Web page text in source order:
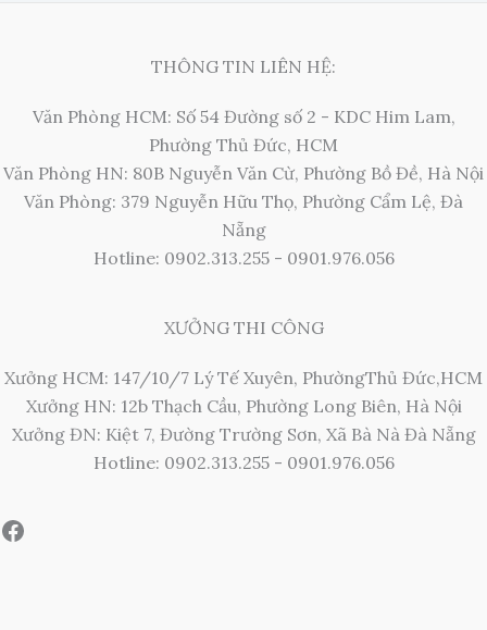
THÔNG TIN LIÊN HỆ:
Văn Phòng HCM: Số 54 Đường số 2 - KDC Him Lam,
Phường Thủ Đức, HCM
Văn Phòng HN: 80B Nguyễn Văn Cừ, Phường Bồ Đề, Hà Nội
Văn Phòng: 379 Nguyễn Hữu Thọ, Phường Cẩm Lệ, Đà
Nẵng
Hotline: 0902.313.255 - 0901.976.056
XƯỞNG THI CÔNG
Xưởng HCM: 147/10/7 Lý Tế Xuyên, PhườngThủ Đức,HCM
Xưởng HN: 12b Thạch Cầu, Phường Long Biên, Hà Nội
Xưởng ĐN: Kiệt 7, Đường Trường Sơn, Xã Bà Nà Đà Nẵng
Hotline: 0902.313.255 - 0901.976.056